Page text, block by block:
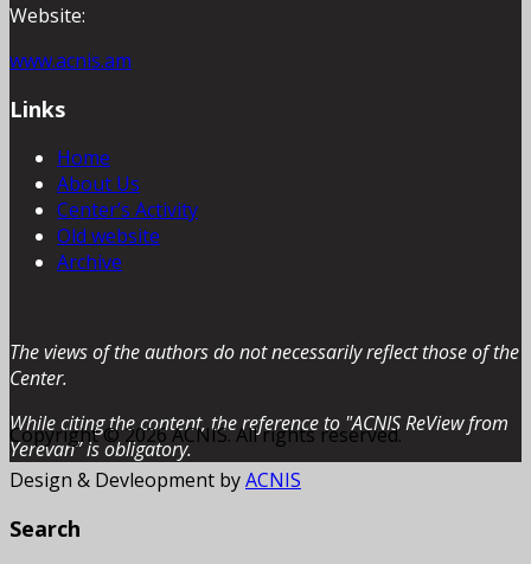
Website:
www.acnis.am
Links
Home
About Us
Center’s Activity
Old website
Archive
The views of the authors do not necessarily reflect those of the
Center.
While citing the content, the reference to "ACNIS ReView from
Yerevan” is obligatory.
Copyright © 2026 ACNIS. All rights reserved.
Design & Devleopment byACNIS
Search